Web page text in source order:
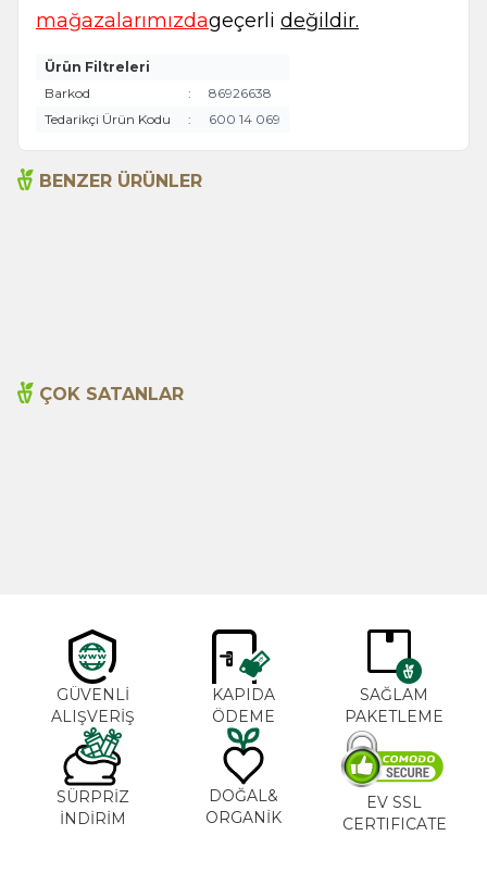
mağazalarımızdageçerli değildir.
Ürün Filtreleri
Barkod
:
86926638
Tedarikçi Ürün Kodu
: 600 14 069
BENZER ÜRÜNLER
ÇOK SATANLAR
GÜVENLİ
ALIŞVERİŞ
KAPIDA
ÖDEME
SAĞLAM
PAKETLEME
SÜRPRİZ
İNDİRİM
DOĞAL&
ORGANİK
EV SSL
CERTIFICATE